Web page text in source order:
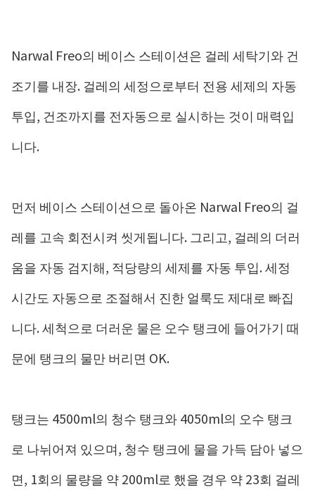
Narwal Freo의 베이스 스테이션은 걸레 세탁기와 건
조기를 내장. 걸레의 세정으로부터 전용 세제의 자동
투입, 건조까지를 전자동으로 실시하는 것이 매력입
니다.
먼저 베이스 스테이션으로 돌아온 Narwal Freo의 걸
레를 고속 회전시켜 씻게됩니다. 그리고, 걸레의 더러
움을 자동 검지해, 적당량의 세제를 자동 투입. 세정
시간도 자동으로 조절해서 진한 얼룩도 제대로 빠집
니다. 세척으로 더러운 물은 ​​오수 탱크에 들어가기 때
문에 탱크의 물만 버리면 OK.
탱크는 4500ml의 청수 탱크와 4050ml의 오수 탱크
로 나뉘어져 있으며, 청수 탱크에 물을 가득 담아 넣으
면, 1회의 물량을 약 200ml로 했을 경우 약 23회 걸레